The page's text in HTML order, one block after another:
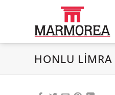
HONLU LIMRA